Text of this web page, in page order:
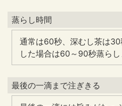
蒸らし時間
通常は60秒、深むし茶は
した場合は60～90秒蒸らし
最後の一滴まで注ぎきる